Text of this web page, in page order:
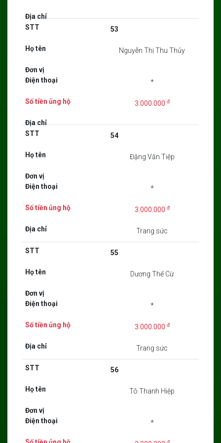
53
Nguyễn Thị Thu Thủy
*
3.000.000 đ
54
Đặng Văn Tiệp
*
3.000.000 đ
Trang sức
55
Dương Thế Cừ
*
3.000.000 đ
Trang sức
56
Tô Thanh Hiệp
*